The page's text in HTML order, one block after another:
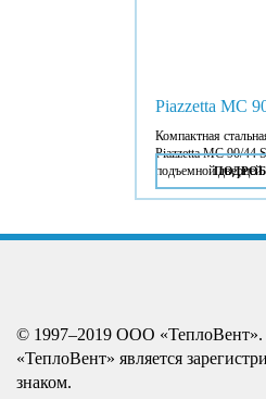
Piazzetta MC
Компактная
Piazzetta MC 90/44
подъемной дверцей.
© 1997–2019 ООО
«ТеплоВент» является
знаком.